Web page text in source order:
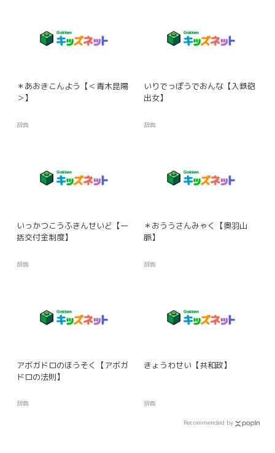
＊あおきこんよう【＜青木昆陽
＞】
辞典
いりでっぽうでおんな【入鉄砲
出女】
辞典
いっかつこうふきんせいど【一
括交付金制度】
辞典
＊おううさんみゃく【奥羽山
脈】
辞典
アボガドロのほうそく【アボガ
ドロの法則】
辞典
きょうわせい【共和政】
辞典
Recommended by